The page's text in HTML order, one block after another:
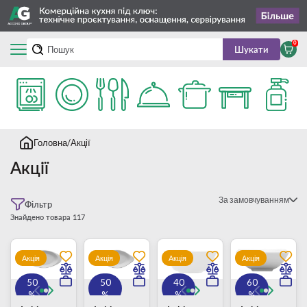
Шукати
0
Головна Акції
Акції
Фільтр
Знайдено товара 117
За замовчуванням
Акція
50
%
Акція
50
%
Акція
40
%
Акція
60
%